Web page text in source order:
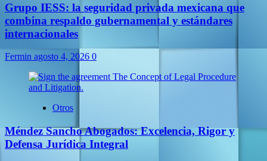
Grupo IESS: la seguridad privada mexicana que
combina respaldo gubernamental y estándares
internacionales
Fermin agosto 4, 2026 0
Otros
Méndez Sancho Abogados: Excelencia, Rigor y
Defensa Jurídica Integral